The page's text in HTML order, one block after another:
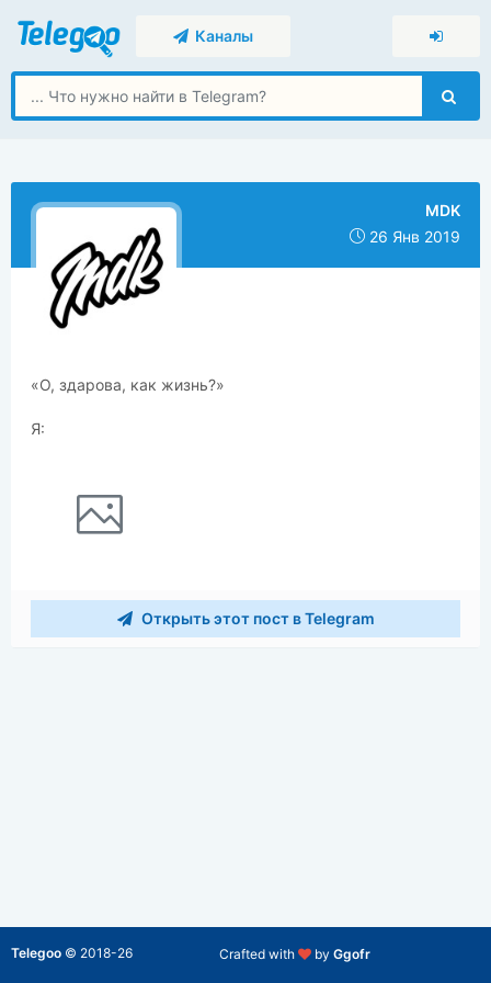
Каналы
MDK
26 Янв 2019
«О, здарова, как жизнь?»
Я:
Открыть этот пост в Telegram
Crafted with by Ggofr
Telegoo © 2018-26